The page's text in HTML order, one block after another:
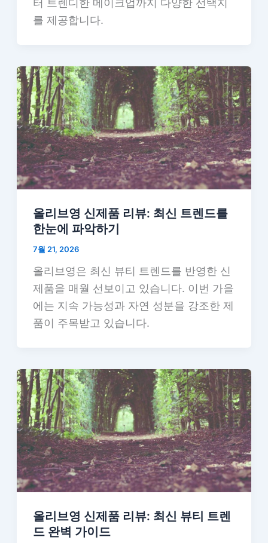
터 트렌디한 메이크업까지 다양한 선택지
를 제공합니다.
올리브영 신제품 리뷰: 최신 트렌드를
한눈에 파악하기
7월 21, 2026
올리브영은 최신 뷰티 트렌드를 반영한 신
제품을 매월 선보이고 있습니다. 이번 가을
에는 지속 가능성과 자연 성분을 강조한 제
품이 주목받고 있습니다.
올리브영 신제품 리뷰: 최신 뷰티 트렌
드 완벽 가이드